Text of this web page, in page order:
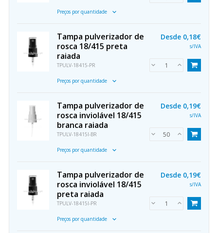
Preços por quantidade
Tampa pulverizador de
rosca 18/415 preta
raiada
TPULV-18415-PR
Preços por quantidade
Desde 0,18€
s/IVA
Tampa pulverizador de
rosca inviolável 18/415
branca raiada
TPULV-18415I-BR
Preços por quantidade
Desde 0,19€
s/IVA
Tampa pulverizador de
rosca inviolável 18/415
preta raiada
TPULV-18415I-PR
Preços por quantidade
Desde 0,19€
s/IVA